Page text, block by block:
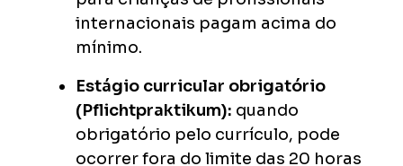
internacionais pagam acima do
mínimo.
Estágio curricular obrigatório
(Pflichtpraktikum): quando
obrigatório pelo currículo, pode
ocorrer fora do limite das 20 horas